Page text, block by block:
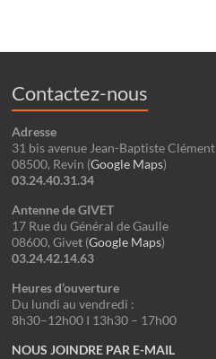
Contactez-nous
Adresse
31 bis avenue Jean-Baptiste Clément
08500, Revin (Google Maps)
03.24.40.31.34
Antenne de GIVET
17 Rue du Général de Gaulle
08600, Givet (Google Maps)
03.24.42.14.63
Heures d’ouverture
Du lundi au vendredi :
8h30–12h00 I 13h30 – 17h00
NOUS JOINDRE PAR E-MAIL